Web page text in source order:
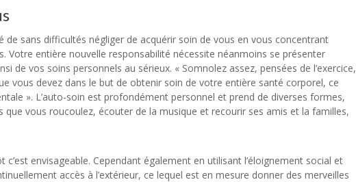
de sans difficultés négliger de acquérir soin de vous en vous concentrant
Votre entière nouvelle responsabilité nécessite néanmoins se présenter
de vos soins personnels au sérieux. « Somnolez assez, pensées de l’exercice,
vous devez dans le but de obtenir soin de votre entière santé corporel, ce
». L’auto-soin est profondément personnel et prend de diverses formes,
vous roucoulez, écouter de la musique et recourir ses amis et la familles,
envisageable. Cependant également en utilisant l’éloignement social et
accès à l’extérieur, ce lequel est en mesure donner des merveilles